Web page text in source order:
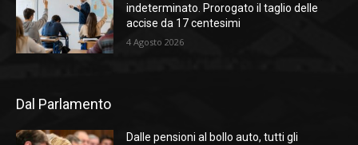
indeterminato. Prorogato il taglio delle
accise da 17 centesimi
4 Agosto 2026
Dal Parlamento
Dalle pensioni al bollo auto, tutti gli